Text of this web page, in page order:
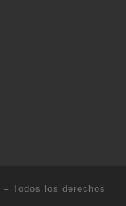
– Todos los derechos